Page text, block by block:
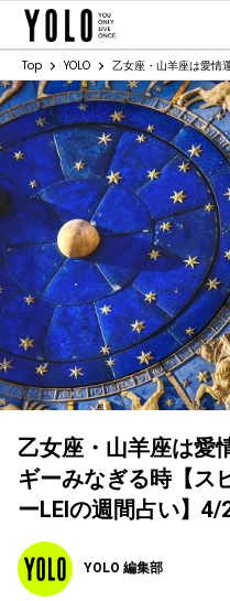
Top YOLO 乙女座・山羊座は愛情
乙女座・山羊座は愛
ギーみなぎる時【ス
ーLEIの週間占い】4/
YOLO 編集部